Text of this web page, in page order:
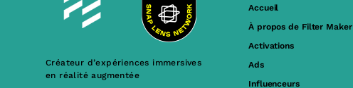
Créateur d’expériences immersives
en réalité augmentée
Accueil
À propos de Filter Maker
Activations
Ads
Influenceurs